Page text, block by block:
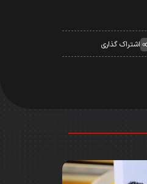
اشتراک گذاری